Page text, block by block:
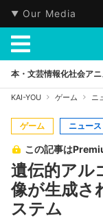
Our Media
本・文芸情報化社会ア
KAI-YOU ゲーム ニ
ゲーム ニュース
この記事は
遺伝的アル
像が生成さ
ステム